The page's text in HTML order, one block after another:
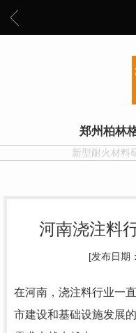
郑州柏林
新型耐火材料
河南浇注料
[发布日期
在河南，浇注料行业一
市建设和基础设施发展